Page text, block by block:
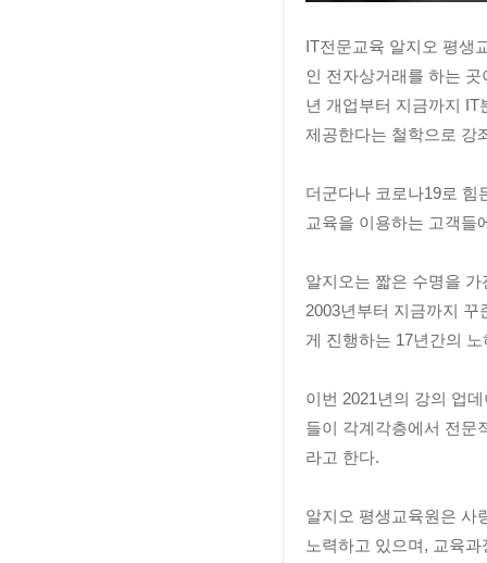
IT전문교육 알지오 평생
인 전자상거래를 하는
년 개업부터 지금까지
제공한다는 철학으로 강
더군다나 코로나19로 힘
교육을 이용하는 고객들
알지오는 짧은 수명을
2003년부터 지금까지
게 진행하는 17년간의
이번 2021년의 강의 업
들이 각계각층에서 전문
라고 한다.
알지오 평생교육원은 사
노력하고 있으며, 교육